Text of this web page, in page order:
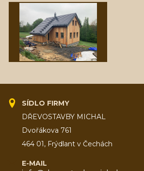
SÍDLO FIRMY
DŘEVOSTAVBY MICHAL
Dvořákova 761
464 01, Frýdlant v Čechách
E-MAIL